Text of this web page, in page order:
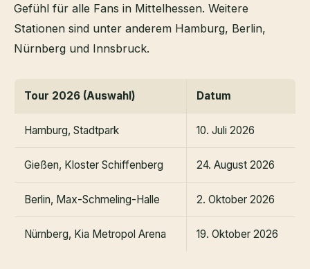
Gefühl für alle Fans in Mittelhessen. Weitere
Stationen sind unter anderem Hamburg, Berlin,
Nürnberg und Innsbruck.
Tour 2026 (Auswahl) Datum
Hamburg, Stadtpark 10. Juli 2026
Gießen, Kloster Schiffenberg 24. August 2026
Berlin, Max-Schmeling-Halle 2. Oktober 2026
Nürnberg, Kia Metropol Arena 19. Oktober 2026